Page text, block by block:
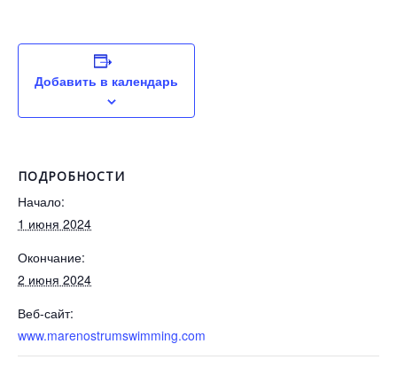
Добавить в календарь
ПОДРОБНОСТИ
Начало:
1 июня 2024
Окончание:
2 июня 2024
Веб-сайт:
www.marenostrumswimming.com